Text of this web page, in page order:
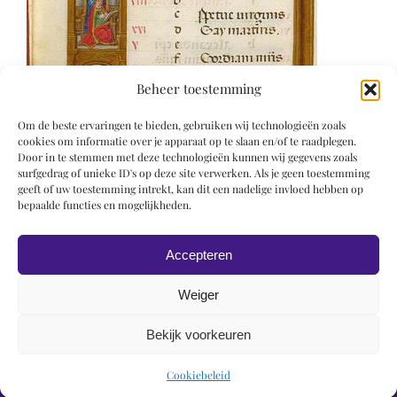
Beheer toestemming
Om de beste ervaringen te bieden, gebruiken wij technologieën zoals
cookies om informatie over je apparaat op te slaan en/of te raadplegen.
Door in te stemmen met deze technologieën kunnen wij gegevens zoals
surfgedrag of unieke ID's op deze site verwerken. Als je geen toestemming
geeft of uw toestemming intrekt, kan dit een nadelige invloed hebben op
bepaalde functies en mogelijkheden.
Accepteren
Weiger
Bekijk voorkeuren
Cookiebeleid
© 2019 Roel Wiechers | Powered by